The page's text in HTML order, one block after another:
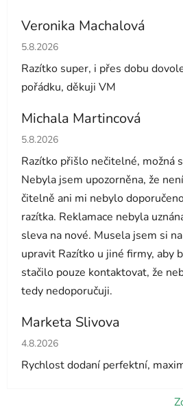
Veronika Machalová
Hodnocení obchodu je 5 z 5
5.8.2026
Razítko super, i přes dobu
pořádku, děkuji VM
Michala Martincová
Hodnocení obchodu je 1 z 5
5.8.2026
Razítko přišlo nečitelné, možná
Nebyla jsem upozorněna, že
čitelně ani mi nebylo
razítka. Reklamace nebyla
sleva na nové. Musela jsem si
upravit Razítko u jiné firmy, aby
stačilo pouze kontaktovat, že
tedy nedoporučuji.
Marketa Slivova
Hodnocení obchodu je 5 z 5
4.8.2026
Rychlost dodaní perfektní,